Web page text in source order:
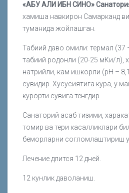
«АБУ АЛИ ИБН СИНО»
хамиша навкирон Самарканд
туманида жойлашган.
Табиий даво омили: термал (37
табиий родонли (20-25 мКи/л),
натрийли, кам ишкорли (рН –
сувидир. Хусусиятига кура, у
курорти сувига тенгдир.
Санаторий асаб тизими,
томир ва тери касалликлари
беморларни согломлаштириш
Лечение длится 12 дней.
12 кунлик даволаниш.